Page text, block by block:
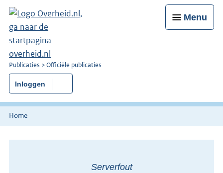
Menu
U
bent
nu
hier:
Publicaties Officiële publicaties
Inloggen
Home
Serverfout